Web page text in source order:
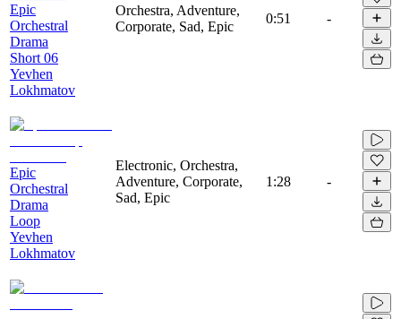
Epic
Orchestral
Drama
Short 06
Yevhen
Lokhmatov
Orchestra, Adventure,
Corporate, Sad, Epic
0:51 -
Epic
Orchestral
Drama
Loop
Yevhen
Lokhmatov
Electronic, Orchestra,
Adventure, Corporate,
Sad, Epic
1:28 -